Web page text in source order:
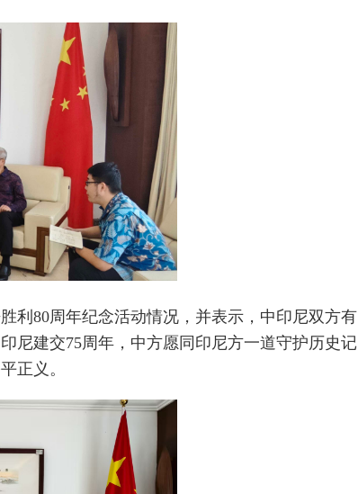
利80周年纪念活动情况，并表示，中印尼双方有
尼建交75周年，中方愿同印尼方一道守护历史记
正义。